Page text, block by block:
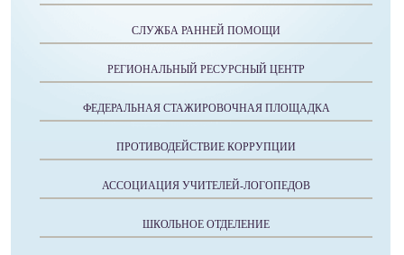
СЛУЖБА РАННЕЙ ПОМОЩИ
РЕГИОНАЛЬНЫЙ РЕСУРСНЫЙ ЦЕНТР
ФЕДЕРАЛЬНАЯ СТАЖИРОВОЧНАЯ ПЛОЩАДКА
ПРОТИВОДЕЙСТВИЕ КОРРУПЦИИ
АССОЦИАЦИЯ УЧИТЕЛЕЙ-ЛОГОПЕДОВ
ШКОЛЬНОЕ ОТДЕЛЕНИЕ